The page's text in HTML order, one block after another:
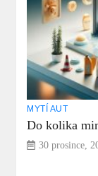
MYTÍ AUT
Do kolika
30 prosince,